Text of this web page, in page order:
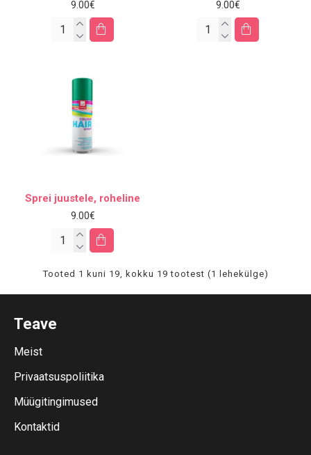
9.00€ 9.00€
Sprei juustele, roheline
9.00€
Tooted 1 kuni 19, kokku 19 tootest (1 lehekülge)
Teave
Meist
Privaatsuspoliitika
Müügitingimused
Kontaktid